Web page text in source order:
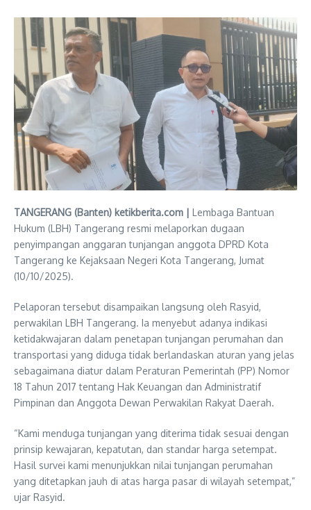
TANGERANG (Banten) ketikberita.com | Lembaga Bantuan
Hukum (LBH) Tangerang resmi melaporkan dugaan
penyimpangan anggaran tunjangan anggota DPRD Kota
Tangerang ke Kejaksaan Negeri Kota Tangerang, Jumat
(10/10/2025).
Pelaporan tersebut disampaikan langsung oleh Rasyid,
perwakilan LBH Tangerang. Ia menyebut adanya indikasi
ketidakwajaran dalam penetapan tunjangan perumahan dan
transportasi yang diduga tidak berlandaskan aturan yang jelas
sebagaimana diatur dalam Peraturan Pemerintah (PP) Nomor
18 Tahun 2017 tentang Hak Keuangan dan Administratif
Pimpinan dan Anggota Dewan Perwakilan Rakyat Daerah.
“Kami menduga tunjangan yang diterima tidak sesuai dengan
prinsip kewajaran, kepatutan, dan standar harga setempat.
Hasil survei kami menunjukkan nilai tunjangan perumahan
yang ditetapkan jauh di atas harga pasar di wilayah setempat,”
ujar Rasyid.